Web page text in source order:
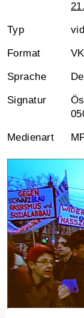
Typ
Format
Sprache
Signatur
Medienart